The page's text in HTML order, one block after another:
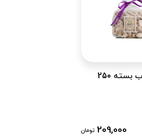
زنجبیل ناساب بسته 250
209,000 تومان